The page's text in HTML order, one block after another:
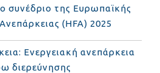
συνέδριο της Ευρωπαϊκής
(HFA) 2025
Ενεργειακή ανεπάρκεια
διερεύνησης